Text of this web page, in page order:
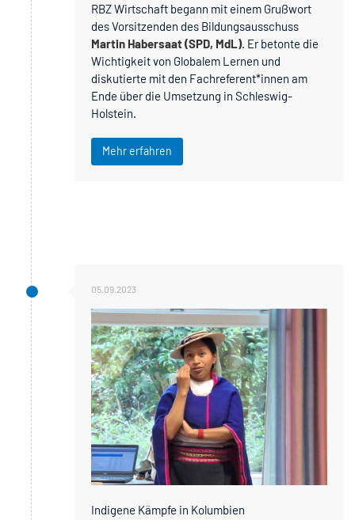
RBZ Wirtschaft begann mit einem Grußwort
des Vorsitzenden des Bildungsausschuss
Martin Habersaat (SPD, MdL). Er betonte die
Wichtigkeit von Globalem Lernen und
diskutierte mit den Fachreferent*innen am
Ende über die Umsetzung in Schleswig-
Holstein.
Mehr erfahren
05.09.2023
Indigene Kämpfe in Kolumbien